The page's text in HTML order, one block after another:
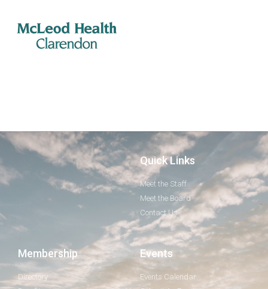
Quick Links
Meet the Staff
Meet the Board
Contact Us
Membership
Directory
Events
Events Calendar